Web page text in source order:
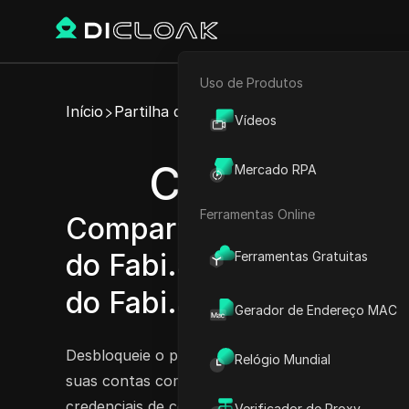
E-commerce
Uso de Produtos
Vídeos
Mercado RPA
Ferramentas Online
Ferramentas Gratuitas
Gerador de Endereço MAC
Relógio Mundial
Início Partilha de Conta
Compartilhe facilmente
do Fabi.ai Team -
do Fabi.ai Enterprise
Desbloqueie o poder do Fabi.ai com seus
suas contas compartilháveis entre dispositivos!